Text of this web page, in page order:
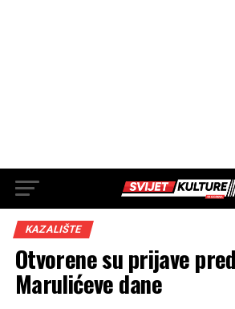
KAZALIŠTE
Otvorene su prijave
Marulićeve dane